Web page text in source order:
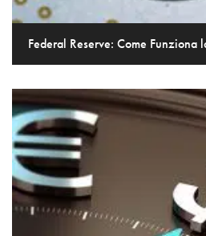
Federal Reserve: Come Funziona